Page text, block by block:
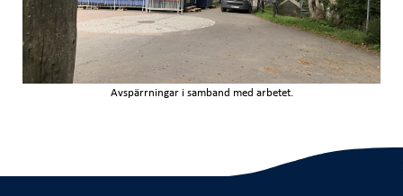
Avspärrningar i samband med arbetet.